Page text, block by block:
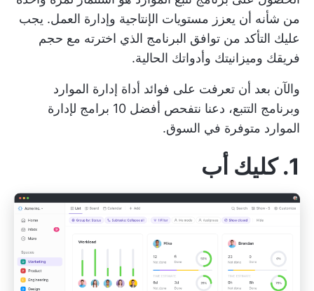
من شأنه أن يعزز مستويات الإنتاجية وإدارة العمل. يجب
عليك التأكد من توافق البرنامج الذي اخترته مع حجم
فريقك وميزانيتك وأدواتك الحالية.
والآن بعد أن تعرفت على فوائد أداة إدارة الموارد
وبرنامج التتبع، دعنا نتفحص أفضل 10 برامج لإدارة
الموارد متوفرة في السوق.
1. كليك أب